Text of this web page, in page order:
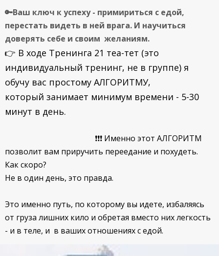
🔑Ваш ключ к успеху - примириться с едой,
перестать видеть в ней врага. И научиться
доверять себе и своим желаниям.
👉 В ходе Тренинга 21 теа-тет (это
индивидуальный тренинг, не в группе) я
обучу вас простому АЛГОРИТМУ,
который занимает минимум времени - 5-30
минут в день.
❗❗❗ Именно этот АЛГОРИТМ
позволит вам приручить переедание и похудеть.
Как скоро?
Не в один день, это правда.
Это именно путь, по которому вы идете, избаляясь
от груза лишних кило и обретая вместо них легкость
- и в теле, и в ваших отношениях с едой.